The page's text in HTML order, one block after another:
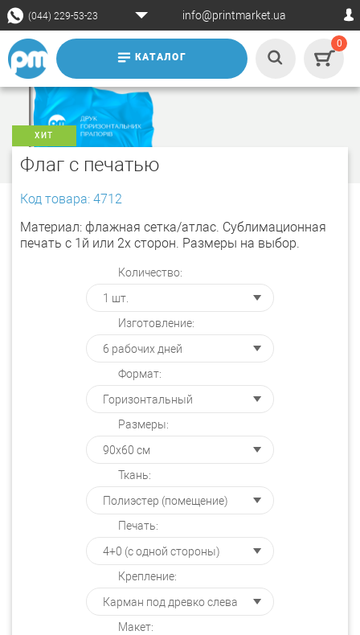
(044) 229-53-23 info@printmarket.ua
КАТАЛОГ
0
Флаг c печатью
Код товара: 4712
Материал: флажная сетка/атлас. Сублимационная
печать с 1й или 2х сторон. Размеры на выбор.
Количество:
Изготовление:
Формат:
Размеры:
Ткань:
Печать:
Крепление:
Макет:
ХИТ